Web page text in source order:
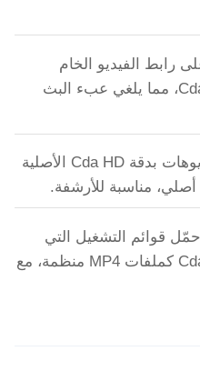
رابط الفيديو الخام
مباشرة من تضمين Cda Player، مما يلغي عبء البث
احفظ الفيديوهات بدقة Cda HD الأصلية
حمّل قوائم التشغيل التي
أنشأها المستخدمون من Cda.pl كملفات MP4 منظمة، مع